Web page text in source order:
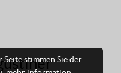
stimmen Sie der